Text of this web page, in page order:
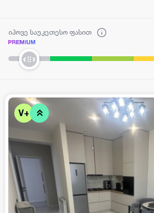
იპოვე საუკეთესო ფასით
V+